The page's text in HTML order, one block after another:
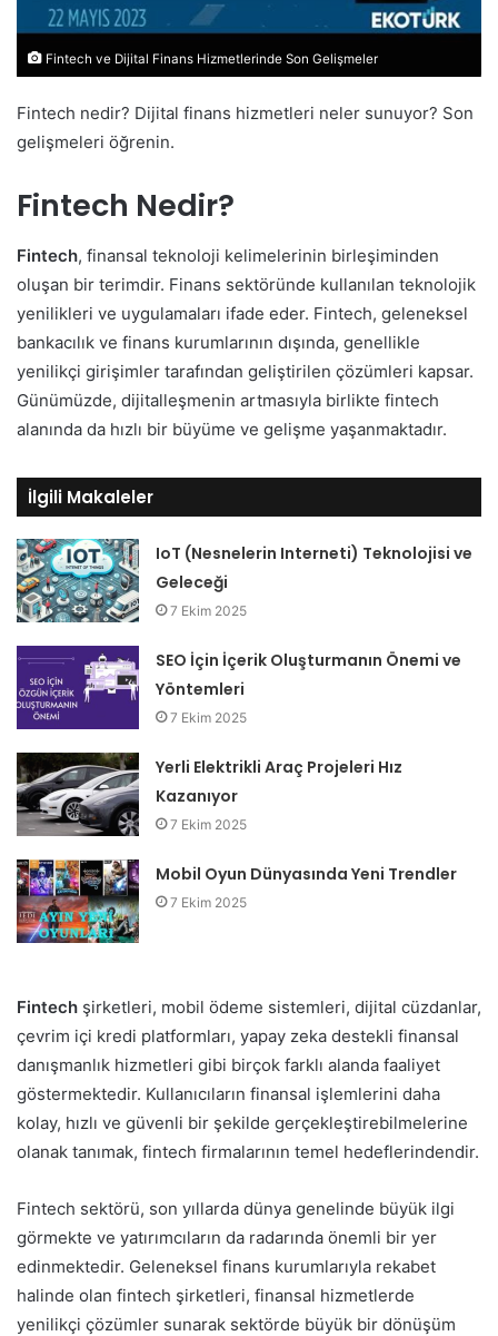
Fintech ve Dijital Finans Hizmetlerinde Son Gelişmeler
Fintech nedir? Dijital finans hizmetleri neler sunuyor? Son
gelişmeleri öğrenin.
Fintech Nedir?
Fintech, finansal teknoloji kelimelerinin birleşiminden
oluşan bir terimdir. Finans sektöründe kullanılan teknolojik
yenilikleri ve uygulamaları ifade eder. Fintech, geleneksel
bankacılık ve finans kurumlarının dışında, genellikle
yenilikçi girişimler tarafından geliştirilen çözümleri kapsar.
Günümüzde, dijitalleşmenin artmasıyla birlikte fintech
alanında da hızlı bir büyüme ve gelişme yaşanmaktadır.
İlgili Makaleler
IoT (Nesnelerin Interneti) Teknolojisi ve
Geleceği
7 Ekim 2025
SEO İçin İçerik Oluşturmanın Önemi ve
Yöntemleri
7 Ekim 2025
Yerli Elektrikli Araç Projeleri Hız
Kazanıyor
7 Ekim 2025
Mobil Oyun Dünyasında Yeni Trendler
7 Ekim 2025
Fintech şirketleri, mobil ödeme sistemleri, dijital cüzdanlar,
çevrim içi kredi platformları, yapay zeka destekli finansal
danışmanlık hizmetleri gibi birçok farklı alanda faaliyet
göstermektedir. Kullanıcıların finansal işlemlerini daha
kolay, hızlı ve güvenli bir şekilde gerçekleştirebilmelerine
olanak tanımak, fintech firmalarının temel hedeflerindendir.
Fintech sektörü, son yıllarda dünya genelinde büyük ilgi
görmekte ve yatırımcıların da radarında önemli bir yer
edinmektedir. Geleneksel finans kurumlarıyla rekabet
halinde olan fintech şirketleri, finansal hizmetlerde
yenilikçi çözümler sunarak sektörde büyük bir dönüşüm